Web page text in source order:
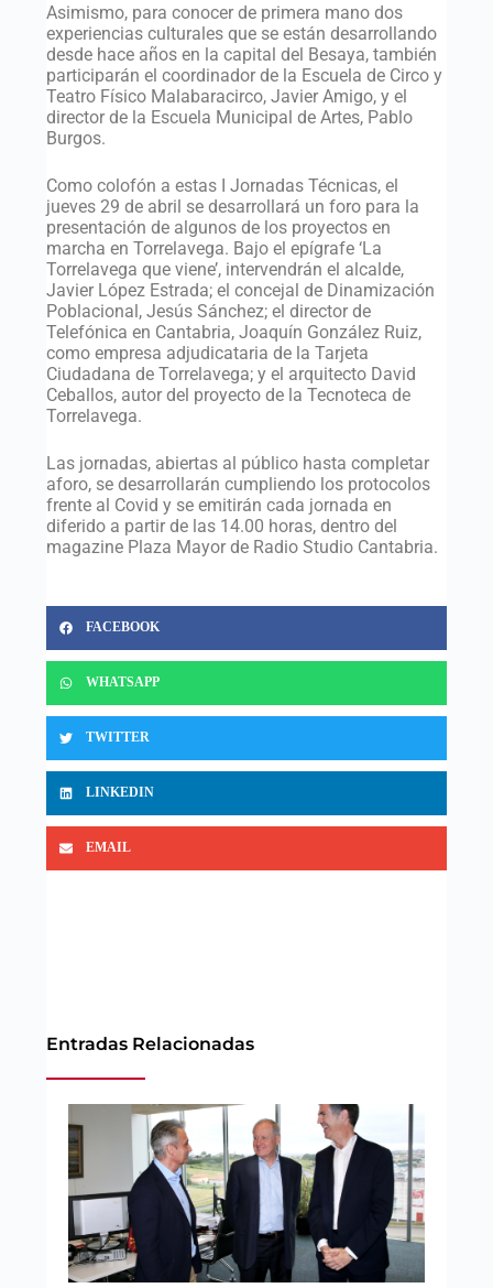
Asimismo, para conocer de primera mano dos
experiencias culturales que se están desarrollando
desde hace años en la capital del Besaya, también
participarán el coordinador de la Escuela de Circo y
Teatro Físico Malabaracirco, Javier Amigo, y el
director de la Escuela Municipal de Artes, Pablo
Burgos.
Como colofón a estas I Jornadas Técnicas, el
jueves 29 de abril se desarrollará un foro para la
presentación de algunos de los proyectos en
marcha en Torrelavega. Bajo el epígrafe ‘La
Torrelavega que viene’, intervendrán el alcalde,
Javier López Estrada; el concejal de Dinamización
Poblacional, Jesús Sánchez; el director de
Telefónica en Cantabria, Joaquín González Ruiz,
como empresa adjudicataria de la Tarjeta
Ciudadana de Torrelavega; y el arquitecto David
Ceballos, autor del proyecto de la Tecnoteca de
Torrelavega.
Las jornadas, abiertas al público hasta completar
aforo, se desarrollarán cumpliendo los protocolos
frente al Covid y se emitirán cada jornada en
diferido a partir de las 14.00 horas, dentro del
magazine Plaza Mayor de Radio Studio Cantabria.
FACEBOOK
WHATSAPP
TWITTER
LINKEDIN
EMAIL
Entradas Relacionadas